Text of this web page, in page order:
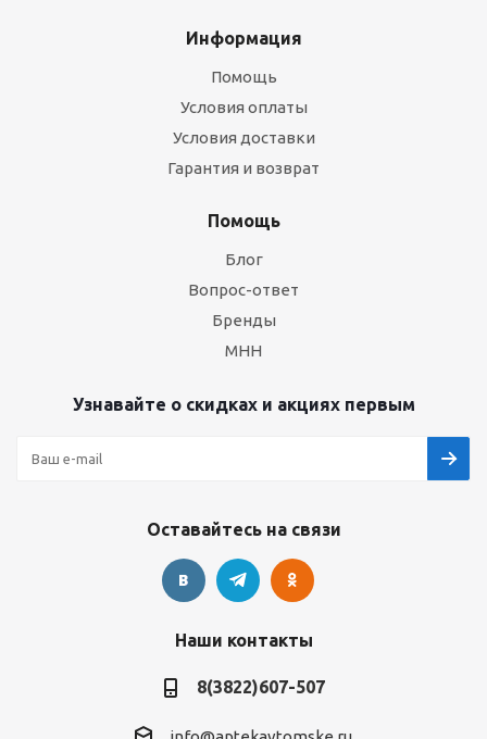
Информация
Помощь
Условия оплаты
Условия доставки
Гарантия и возврат
Помощь
Блог
Вопрос-ответ
Бренды
МНН
Узнавайте о скидках и акциях первым
Оставайтесь на связи
Наши контакты
8(3822)607-507